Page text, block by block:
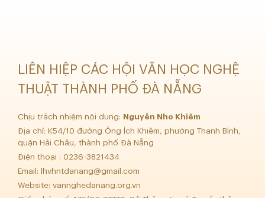
LIÊN HIỆP CÁC HỘI VĂN HỌC NGHỆ
THUẬT THÀNH PHỐ ĐÀ NẴNG
Chịu trách nhiệm nội dung:
Nguyễn Nho Khiêm
Địa chỉ: K54/10 đường Ông Ích Khiêm, phường Thanh Bình,
quận Hải Châu, thành phố Đà Nẵng
Điện thoại : 0236-3821434
Email:
lhvhntdanang@gmail.com
Website: vannghedanang.org.vn